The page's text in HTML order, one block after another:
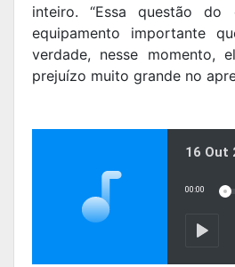
inteiro. “Essa questão
equipamento importante
verdade, nesse momento,
prejuízo muito grande no